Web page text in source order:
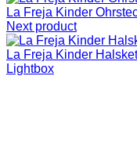
La Freja Kinder
Next product
La Freja Kinder
Lightbox